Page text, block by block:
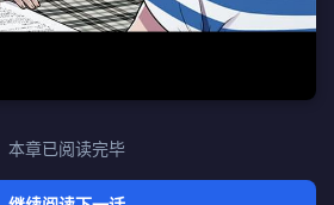
本章已阅读完毕